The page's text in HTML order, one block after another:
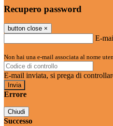
Recupero password
button close ×
E-
Non hai una e-mail associata al nome
E-mail inviata, si prega di
Errore
Chiudi
Successo